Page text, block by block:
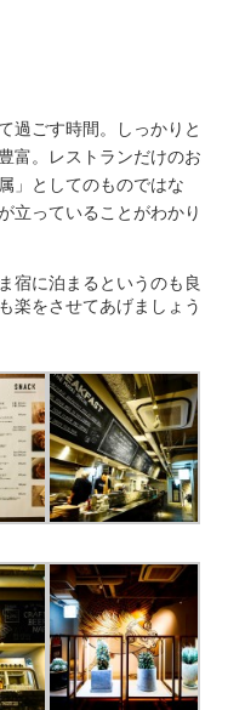
過ごす時間。しっかりと
富。レストランだけのお
」としてのものではな
立っていることがわかり
宿に泊まるというのも良
楽をさせてあげましょう